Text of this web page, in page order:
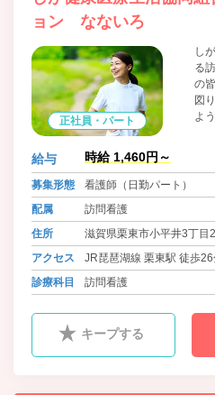
ョン なないろ
正社員・パート
し
る
の
図
よ
給与 時給 1,460円～
募集形態
看護師（日勤パート）
配属
訪問看護
住所
滋賀県栗東市小平井3丁目
アクセス
JR琵琶湖線 栗東駅 徒歩
診療科目
訪問看護
キープする